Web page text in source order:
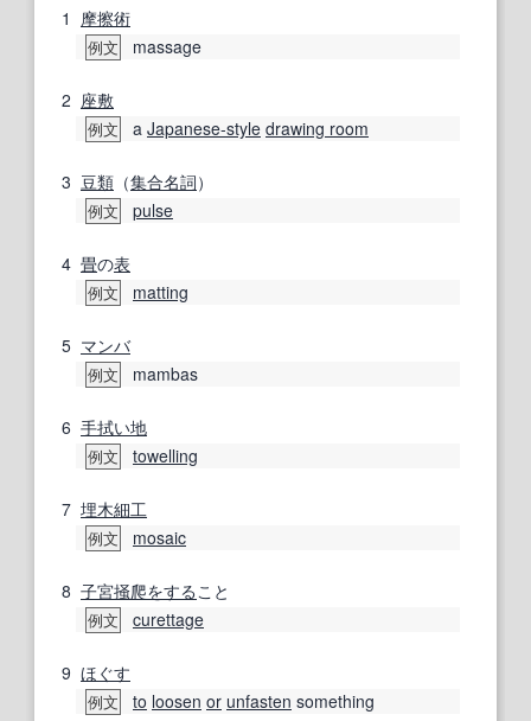
1 摩擦術
例文 massage
2 座敷
例文 a Japanese-style drawing room
3 豆類 （集合名詞）
例文 pulse
4 畳の表
例文 matting
5 マンバ
例文 mambas
6 手拭い地
例文 towelling
7 埋木細工
例文 mosaic
8 子宮掻爬をする こと
例文 curettage
9 ほぐす
例文 to loosen or unfasten something